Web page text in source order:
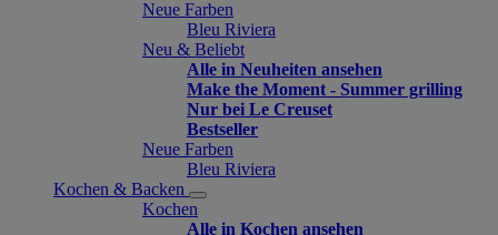
Neue Farben
Bleu Riviera
Neu & Beliebt
Alle in Neuheiten ansehen
Make the Moment - Summer grilling
Nur bei Le Creuset
Bestseller
Neue Farben
Bleu Riviera
Kochen & Backen
Kochen
Alle in Kochen ansehen